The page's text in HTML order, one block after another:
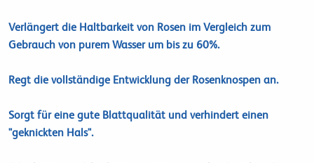
Verlängert die Haltbarkeit von Rosen im Vergleich zum
Gebrauch von purem Wasser um bis zu 60%.
Regt die vollständige Entwicklung der Rosenknospen an.
Sorgt für eine gute Blattqualität und verhindert einen
"geknickten Hals".